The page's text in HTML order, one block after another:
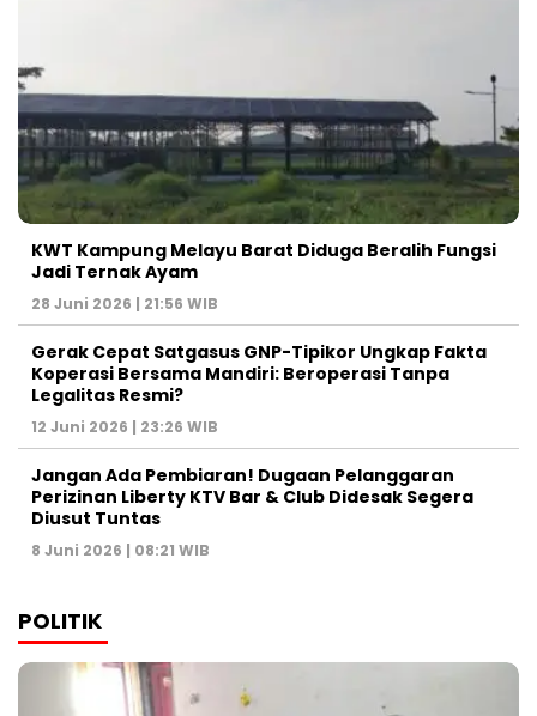
KWT Kampung Melayu Barat Diduga Beralih Fungsi
Jadi Ternak Ayam
28 Juni 2026 | 21:56 WIB
Gerak Cepat Satgasus GNP-Tipikor Ungkap Fakta
Koperasi Bersama Mandiri: Beroperasi Tanpa
Legalitas Resmi?
12 Juni 2026 | 23:26 WIB
Jangan Ada Pembiaran! Dugaan Pelanggaran
Perizinan Liberty KTV Bar & Club Didesak Segera
Diusut Tuntas
8 Juni 2026 | 08:21 WIB
POLITIK